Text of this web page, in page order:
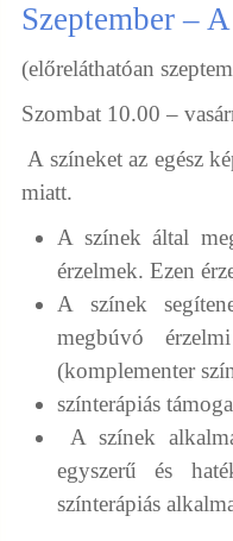
Szeptember –
(előreláthatóan
Szombat 10.00 –
A színeket az egész
miatt.
A színek által
érzelmek. Ezen
A színek
megbúvó
(komplementer
színterápiás
A színek
egyszerű és
színterápiás